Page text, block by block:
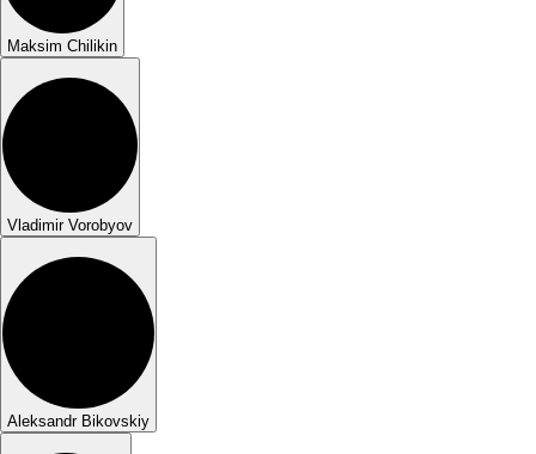
Maksim Chilikin
Vladimir Vorobyov
Aleksandr Bikovskiy